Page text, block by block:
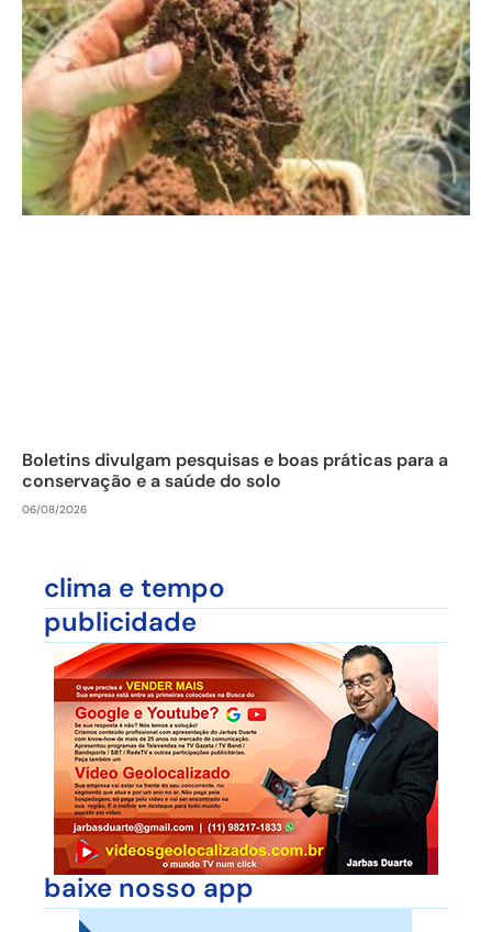
Boletins divulgam pesquisas e boas práticas para a
conservação e a saúde do solo
06/08/2026
clima e tempo
publicidade
baixe nosso app